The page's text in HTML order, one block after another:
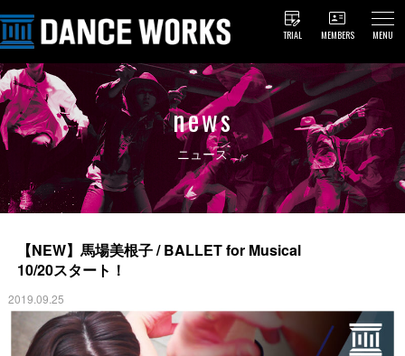
TRIAL MEMBERS MENU
news
ニュース
【NEW】馬場美根子 / BALLET for Musical
10/20スタート！
2019.09.25